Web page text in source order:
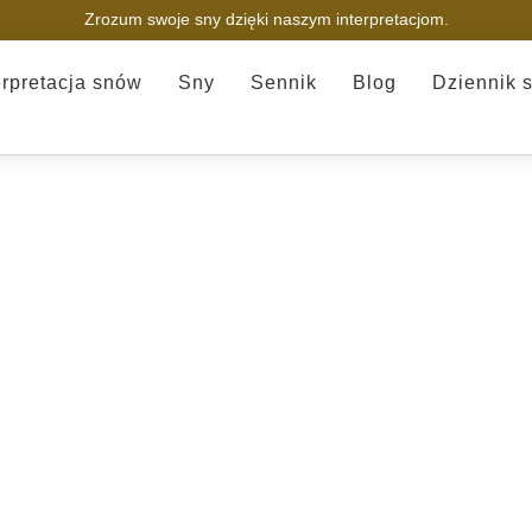
Zrozum swoje sny dzięki naszym interpretacjom.
snów Sny Sennik Blog Dziennik